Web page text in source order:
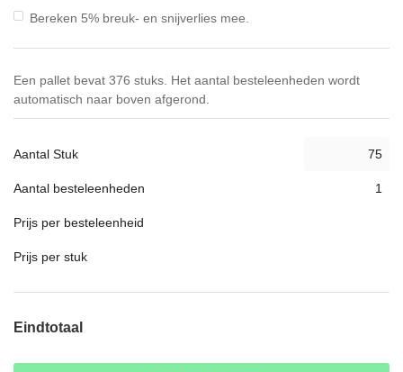
Bereken 5% breuk- en snijverlies mee.
Een pallet bevat 376 stuks. Het aantal besteleenheden wordt
automatisch naar boven afgerond.
Aantal Stuk
Aantal besteleenheden
Prijs per besteleenheid
Prijs per stuk
Eindtotaal